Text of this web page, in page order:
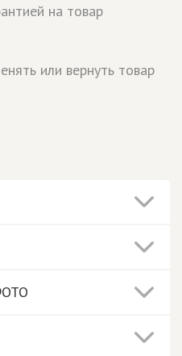
на товар
или вернуть товар